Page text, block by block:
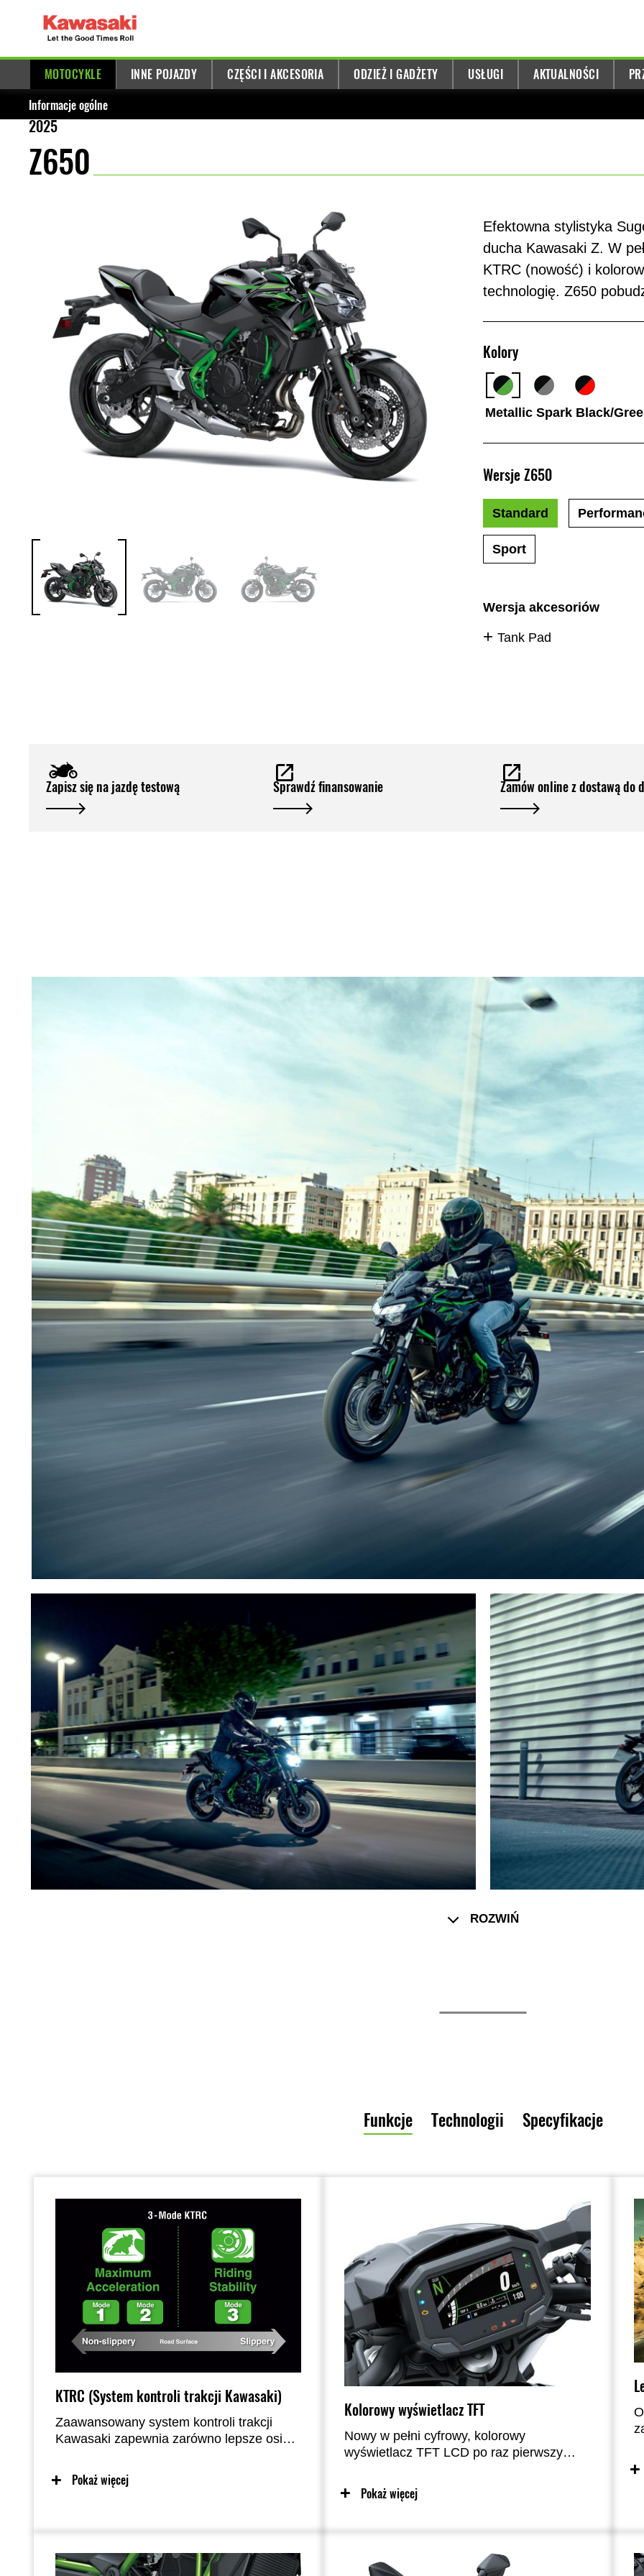
MOTOCYKLE INNE POJAZDY CZĘŚCI I AKCESORIA ODZIEŻ I GADŻETY USŁUGI AKTUALNOŚCI
Informacje ogólne
2025
Z650
Efektowna stylistyka
ducha Kawasaki Z. W
KTRC (nowość) i
technologię. Z650
Kolory
Metallic Spark Black/
Wersje Z650
Standard
Sport
Wersja akcesoriów
Tank Pad
Zapisz się na jazdę testową Sprawdź finansowanie Zamów online z dostawą do
ROZWIŃ
Funkcje Technologii Specyfikacje
KTRC (System kontroli trakcji Kawasaki)
Zaawansowany system kontroli trakcji
Kawasaki zapewnia zarówno lepsze osiągi
ducha w wybranych warunkach, aby
pewnie pokonywać nawierzchnie o gorszej
Można również wyłączyć system. W
przypadku modeli o mocy 35 kW, KTRC
Pokaż więcej
Kolorowy wyświetlacz TFT
Nowy w pełni cyfrowy, kolorowy
wyświetlacz TFT LCD po raz pierwszy
kokpitowi zaawansowany technologicznie,
wysokiej jakości wygląd. Nowy licznik
Pokaż więcej